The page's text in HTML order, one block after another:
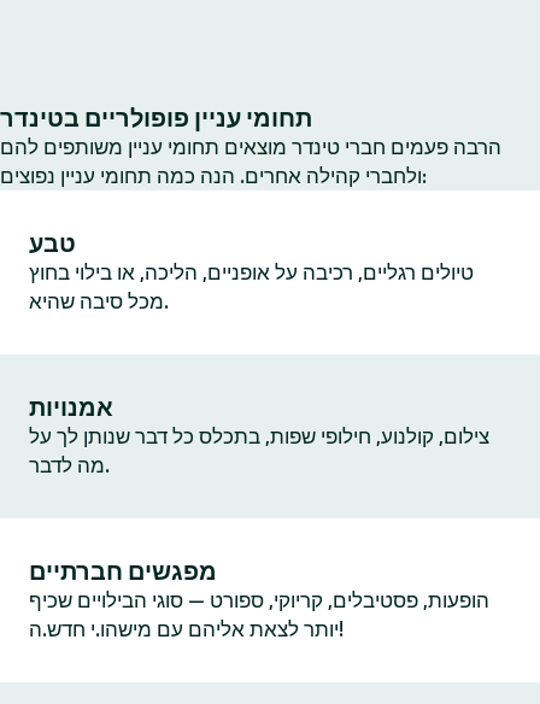
תחומי עניין פופולריים בטינדר
הרבה פעמים חברי טינדר מוצאים תחומי עניין משותפים להם
ולחברי קהילה אחרים. הנה כמה תחומי עניין נפוצים:
טבע
טיולים רגליים, רכיבה על אופניים, הליכה, או בילוי בחוץ
מכל סיבה שהיא.
אמנויות
צילום, קולנוע, חילופי שפות, בתכלס כל דבר שנותן לך על
מה לדבר.
מפגשים חברתיים
הופעות, פסטיבלים, קריוקי, ספורט — סוגי הבילויים שכיף
יותר לצאת אליהם עם מישהו.י חדש.ה!